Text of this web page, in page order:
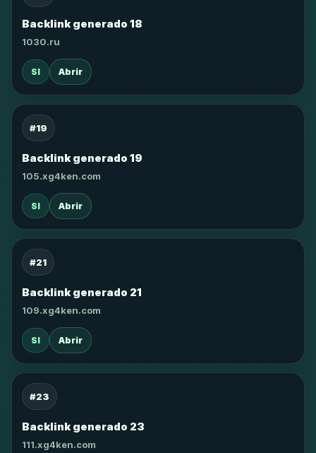
Backlink generado 18
1030.ru
SI Abrir
#19
Backlink generado 19
105.xg4ken.com
SI Abrir
#21
Backlink generado 21
109.xg4ken.com
SI Abrir
#23
Backlink generado 23
111.xg4ken.com